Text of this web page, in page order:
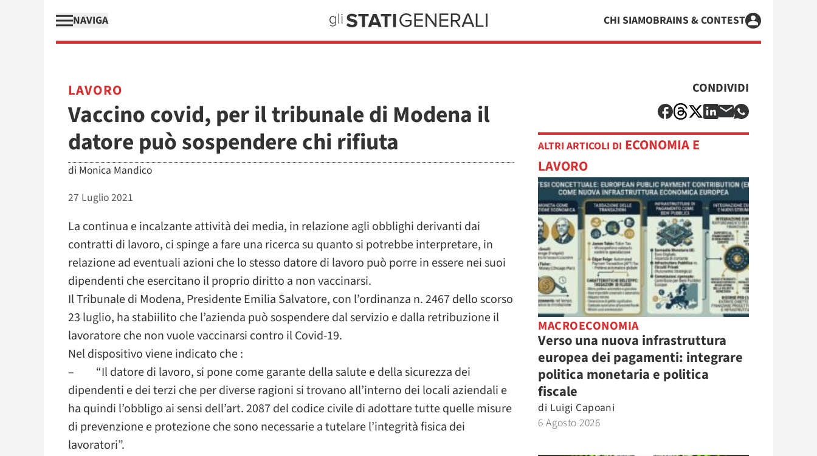
NAVIGA CHI SIAMOBRAINS & CONTEST
LAVORO
Vaccino covid, per il tribunale di Modena il
datore può sospendere chi rifiuta
di Monica Mandico
27 Luglio 2021
La continua e incalzante attività dei media, in relazione agli obblighi derivanti dai
contratti di lavoro, ci spinge a fare una ricerca su quanto si potrebbe interpretare, in
relazione ad eventuali azioni che lo stesso datore di lavoro può porre in essere nei suoi
dipendenti che esercitano il proprio diritto a non vaccinarsi.
Il Tribunale di Modena, Presidente Emilia Salvatore, con l’ordinanza n. 2467 dello scorso
23 luglio, ha stabiilito che l’azienda può sospendere dal servizio e dalla retribuzione il
lavoratore che non vuole vaccinarsi contro il Covid-19.
Nel dispositivo viene indicato che :
– “Il datore di lavoro, si pone come garante della salute e della sicurezza dei
dipendenti e dei terzi che per diverse ragioni si trovano all’interno dei locali aziendali e
ha quindi l’obbligo ai sensi dell’art. 2087 del codice civile di adottare tutte quelle misure
di prevenzione e protezione che sono necessarie a tutelare l’integrità fisica dei
lavoratori”.
CONDIVIDI
ALTRI ARTICOLI DI ECONOMIA E
LAVORO
MACROECONOMIA
Verso una nuova infrastruttura
europea dei pagamenti: integrare
politica monetaria e politica
fiscale
di Luigi Capoani
6 Agosto 2026